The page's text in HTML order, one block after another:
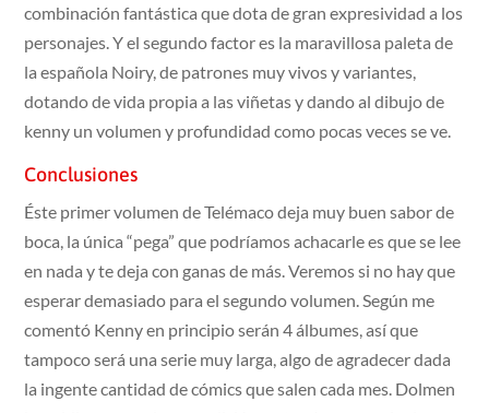
combinación fantástica que dota de gran expresividad a los
personajes. Y el segundo factor es la maravillosa paleta de
la española Noiry, de patrones muy vivos y variantes,
dotando de vida propia a las viñetas y dando al dibujo de
kenny un volumen y profundidad como pocas veces se ve.
Conclusiones
Éste primer volumen de Telémaco deja muy buen sabor de
boca, la única “pega” que podríamos achacarle es que se lee
en nada y te deja con ganas de más. Veremos si no hay que
esperar demasiado para el segundo volumen. Según me
comentó Kenny en principio serán 4 álbumes, así que
tampoco será una serie muy larga, algo de agradecer dada
la ingente cantidad de cómics que salen cada mes. Dolmen